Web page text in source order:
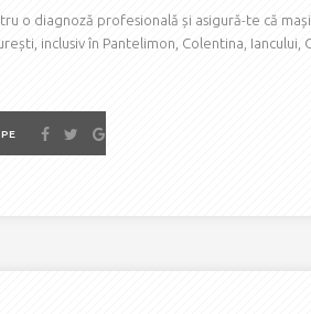
o diagnoză profesională și asigură-te că
inclusiv în Pantelimon, Colentina, Iancului,